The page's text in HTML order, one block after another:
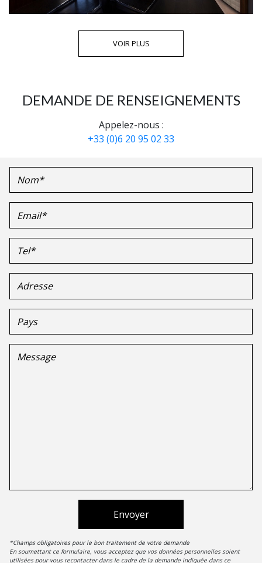
VOIR PLUS
DEMANDE DE RENSEIGNEMENTS
Appelez-nous :
+33 (0)6 20 95 02 33
Envoyer
*Champs obligatoires pour le bon traitement de votre demande
En soumettant ce formulaire, vous acceptez que vos données personnelles soient
utilisées pour vous recontacter dans le cadre de la demande indiquée dans ce